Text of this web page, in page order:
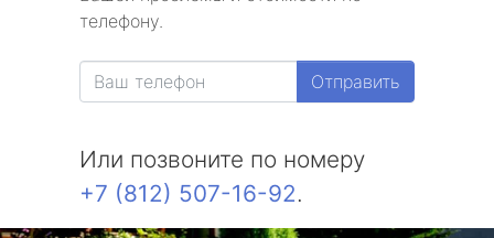
телефону.
Отправить
Или позвоните по номеру
+7 (812) 507-16-92.